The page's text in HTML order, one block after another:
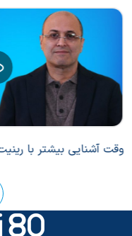
وقت آشنایی بیشتر با